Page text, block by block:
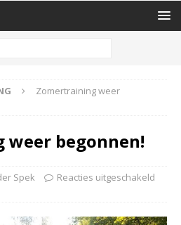
Zomertraining weer
begonnen!
Spek Reacties uitgeschakeld